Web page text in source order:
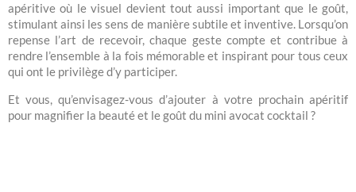
apéritive où le visuel devient tout aussi important que le goût,
stimulant ainsi les sens de manière subtile et inventive. Lorsqu’on
repense l’art de recevoir, chaque geste compte et contribue à
rendre l’ensemble à la fois mémorable et inspirant pour tous ceux
qui ont le privilège d’y participer.
Et vous, qu’envisagez-vous d’ajouter à votre prochain apéritif
pour magnifier la beauté et le goût du mini avocat cocktail ?